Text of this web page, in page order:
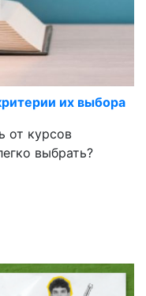
их выбора
от курсов
выбрать?